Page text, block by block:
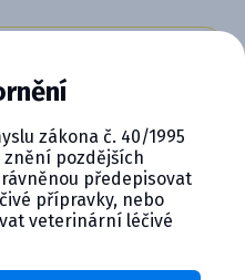
KTERÁ
programu
výhody pro
Cymedica
zákona č. 40/1995
znění pozdějších
předepisovat
přípravky, nebo
veterinární léčivé